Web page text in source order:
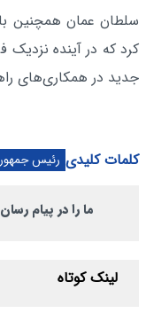
سلطان عمان همچنین با
کرد که در آینده
جدید در همکاری‌های
کلمات کلیدی رئیس جمهور
ما را در پیام
لینک کوتاه